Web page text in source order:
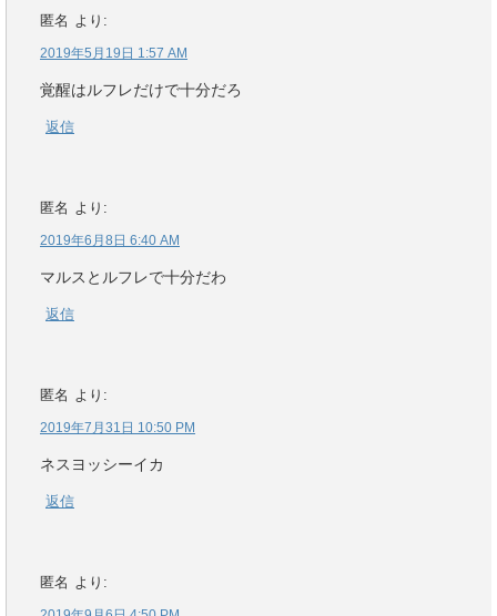
匿名 より:
2019年5月19日 1:57 AM
覚醒はルフレだけで十分だろ
返信
匿名 より:
2019年6月8日 6:40 AM
マルスとルフレで十分だわ
返信
匿名 より:
2019年7月31日 10:50 PM
ネスヨッシーイカ
返信
匿名 より: